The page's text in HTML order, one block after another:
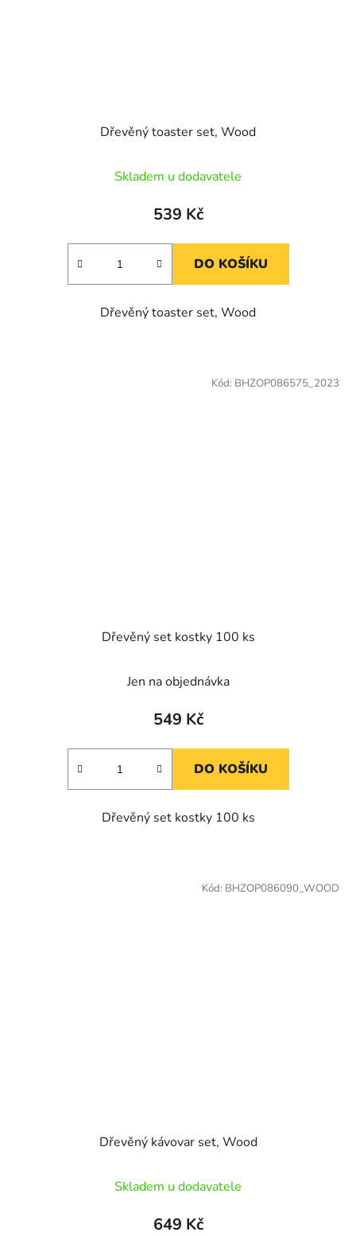
Dřevěný toaster set, Wood
Skladem u dodavatele
539 Kč
DO KOŠÍKU
Dřevěný toaster set, Wood
Dřevěný set kostky 100 ks
Jen na objednávka
549 Kč
DO KOŠÍKU
Dřevěný set kostky 100 ks
Kód: BHZOP086575_2023
Dřevěný kávovar set, Wood
Skladem u dodavatele
649 Kč
Kód: BHZOP086090_WOOD